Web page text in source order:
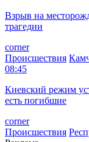
Взрыв на
трагедии
corner
Происшествия
08:45
Киевский режим
есть погибшие
corner
Происшествия